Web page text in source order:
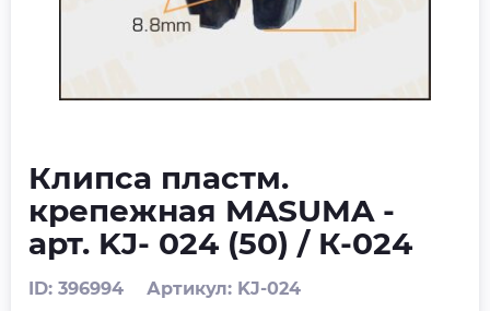
Клипса пластм.
крепежная MASUMA -
арт. KJ- 024 (50) / К-024
ID: 396994 Артикул: KJ-024